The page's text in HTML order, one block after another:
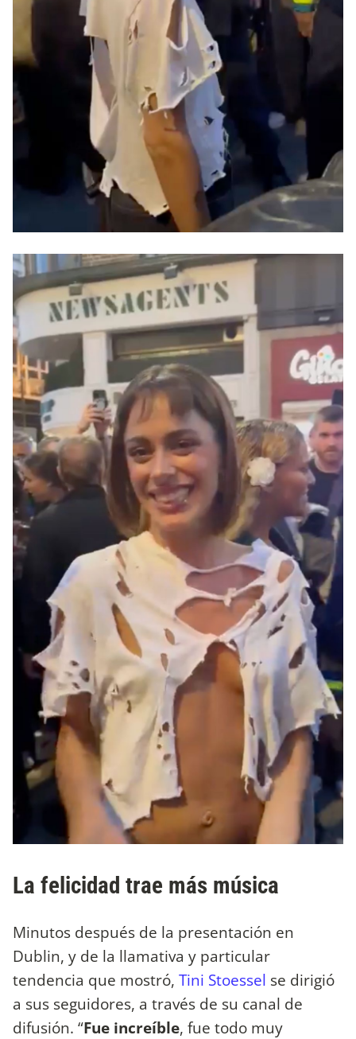
La felicidad trae más música
Minutos después de la presentación en
Dublin, y de la llamativa y particular
tendencia que mostró, Tini Stoessel se dirigió
a sus seguidores, a través de su canal de
difusión. “Fue increíble, fue todo muy